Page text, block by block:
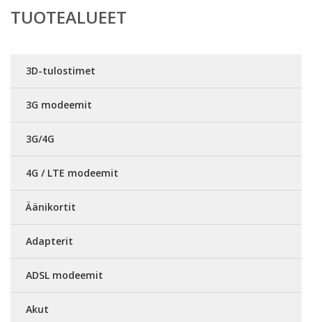
TUOTEALUEET
3D-tulostimet
3G modeemit
3G/4G
4G / LTE modeemit
Äänikortit
Adapterit
ADSL modeemit
Akut